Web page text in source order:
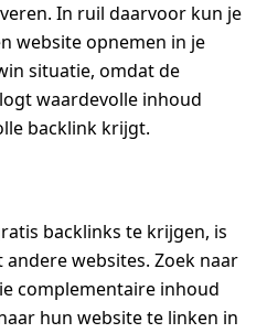
In ruil daarvoor kun je
website opnemen in je
situatie, omdat de
waardevolle inhoud
backlink krijgt.
backlinks te krijgen, is
websites. Zoek naar
complementaire inhoud
hun website te linken in